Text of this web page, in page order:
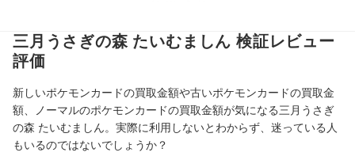
三月うさぎの森 たいむましん 検証レビュー
評価
新しいポケモンカードの買取金額や古いポケモンカードの買取金
額、ノーマルのポケモンカードの買取金額が気になる三月うさぎ
の森 たいむましん。実際に利用しないとわからず、迷っている人
もいるのではないでしょうか？